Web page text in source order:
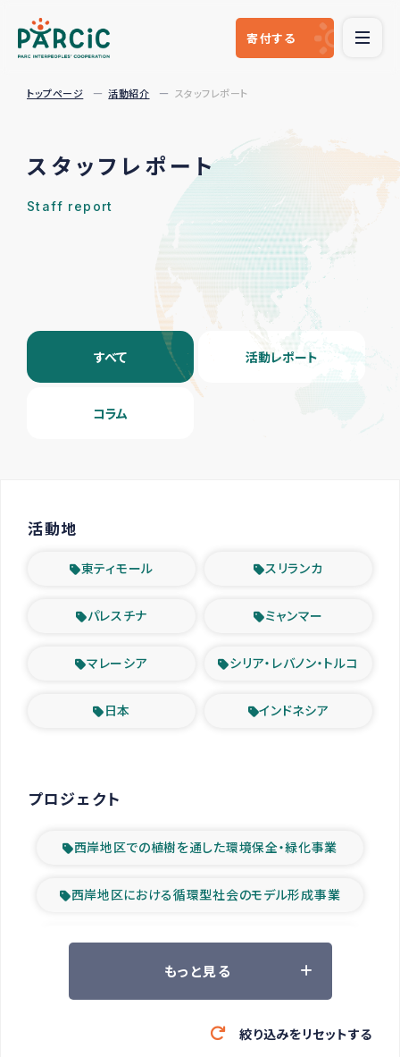
寄付する
トップページ 活動紹介 スタッフレポート
スタッフレポート
Staff report
すべて 活動レポート
コラム
活動地
東ティモール スリランカ
パレスチナ ミャンマー
マレーシア シリア・レバノン・トルコ
日本 インドネシア
プロジェクト
西岸地区での植樹を通した環境保全・緑化事業
西岸地区における循環型社会のモデル形成事業
ツアー参加者の声
緊急救援の時代
もっと見る
絞り込みをリセットする